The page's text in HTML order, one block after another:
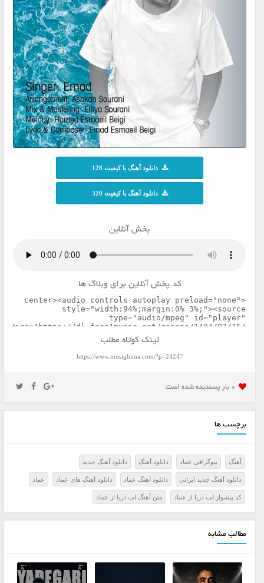
دانلود آهنگ با کیفیت 128
دانلود آهنگ با کیفیت 320
پخش آنلاین
کد پخش آنلاین برای وبلاگ ها
لینک کوتاه مطلب
https://www.musighima.com/?p=24247
0 بار پسنديده شده است
برچسب ها
آهنگ بیوگرافی عماد دانلود آهنگ دانلود آهنگ جدید
دانلود آهنگ جدید ایرانی دانلود آهنگ عماد دانلود آهنگ های عماد عماد
کد پیشواز لب دریا از عماد متن آهنگ لب دریا از عماد
مطالب مشابه